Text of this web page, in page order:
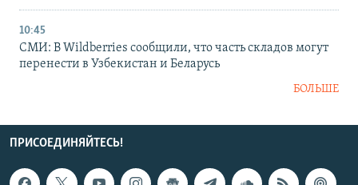
10:45
СМИ: В Wildberries сообщили, что часть складов могут
перенести в Узбекистан и Беларусь
БОЛЬШЕ
ПРИСОЕДИНЯЙТЕСЬ!